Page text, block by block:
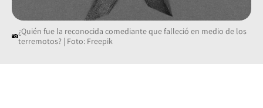
¿Quién fue la reconocida comediante que falleció en medio de los
terremotos? | Foto: Freepik